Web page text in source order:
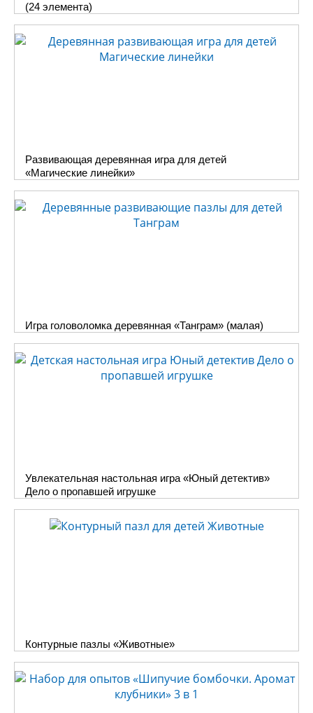
(24 элемента)
Развивающая деревянная игра для детей
«Магические линейки»
Игра головоломка деревянная «Танграм» (малая)
Увлекательная настольная игра «Юный детектив»
Дело о пропавшей игрушке
Контурные пазлы «Животные»